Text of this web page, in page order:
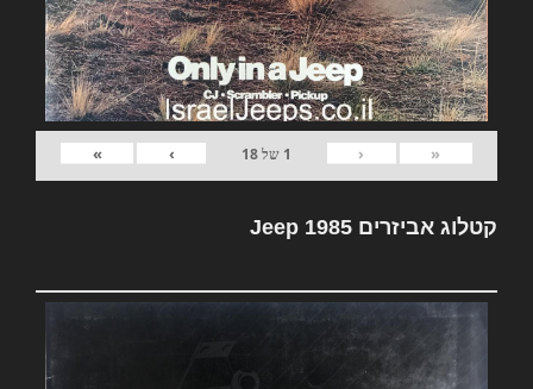
«
‹
1 של18
›
»
קטלוג אביזרים Jeep 1985